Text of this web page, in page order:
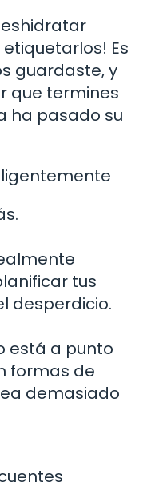
Es
guardaste, y
que termines
ha pasado su
tus
desperdicio.
está a punto
formas de
demasiado